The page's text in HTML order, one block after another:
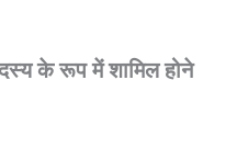
के रूप में शामिल होने